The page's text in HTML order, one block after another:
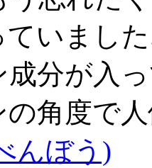
いまし
分が入
角度で
んぼう)